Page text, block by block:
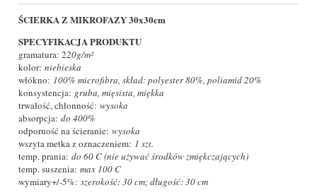
ŚCIERKA Z MIKROFAZY 30x30cm
SPECYFIKACJA PRODUKTU
gramatura: 220g/m²
kolor: niebieska
włókno: 100% microfibra, skład: polyester 80%, poliamid 20%
konsystencja: gruba, mięsista, miękka
trwałość, chłonność: wysoka
absorpcja: do 400%
odporność na ścieranie: wysoka
wszyta metka z oznaczeniem: 1 szt.
temp. prania: do 60 C (nie używać środków zmiękczających)
temp. suszenia: max 100 C
wymiary+/-5%: szerokość: 30 cm; długość: 30 cm